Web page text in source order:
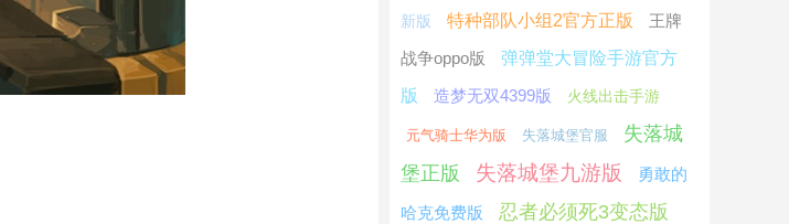
新版 特种部队小组2官方正版
王牌
战争oppo版
弹弹堂大冒险手游官方
版
造梦无双4399版 火线出击手游
元气骑士华为版 失落城堡官服
失落城
堡正版
失落城堡九游版 勇敢的
哈克免费版 忍者必须死3变态版